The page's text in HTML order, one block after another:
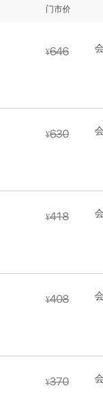
门市价
¥
¥
¥
¥
¥